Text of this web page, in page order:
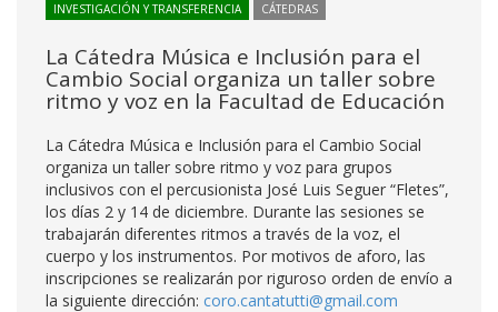
INVESTIGACIÓN Y TRANSFERENCIA CÁTEDRAS
La Cátedra Música e Inclusión para el
Cambio Social organiza un taller sobre
ritmo y voz en la Facultad de Educación
La Cátedra Música e Inclusión para el Cambio Social
organiza un taller sobre ritmo y voz para grupos
inclusivos con el percusionista José Luis Seguer “Fletes”,
los días 2 y 14 de diciembre. Durante las sesiones se
trabajarán diferentes ritmos a través de la voz, el
cuerpo y los instrumentos. Por motivos de aforo, las
inscripciones se realizarán por riguroso orden de envío a
la siguiente dirección: coro.cantatutti@gmail.com